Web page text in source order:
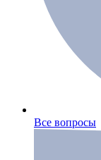
Все вопросы